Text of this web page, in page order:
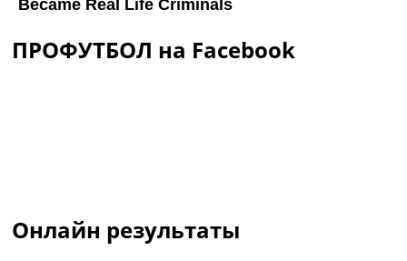
ПРОФУТБОЛ на Facebook
Онлайн результаты